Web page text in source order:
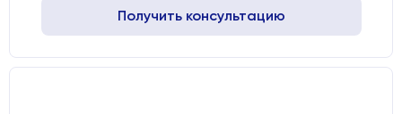
Получить консультацию